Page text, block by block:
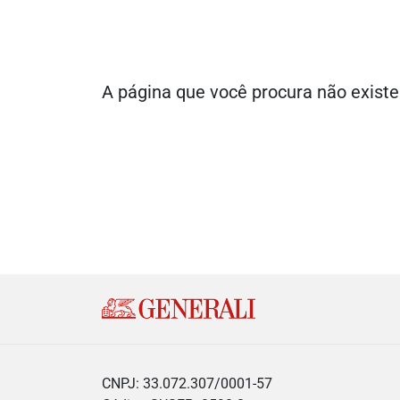
A página que você procura não
CNPJ: 33.072.307/0001-57